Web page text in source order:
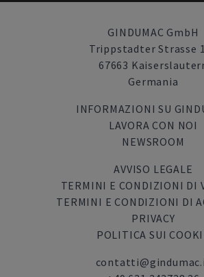
GINDUMAC GmbH
Trippstadter Strasse
67663
Germania
INFORMAZIONI SU
LAVORA CON NOI
NEWSROOM
AVVISO LEGALE
TERMINI E CONDIZIONI DI
TERMINI E CONDIZIONI DI
PRIVACY
POLITICA SUI